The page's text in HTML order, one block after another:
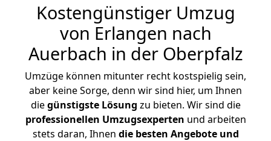
Kostengünstiger Umzug
von Erlangen nach
Auerbach in der Oberpfalz
Umzüge können mitunter recht kostspielig sein,
aber keine Sorge, denn wir sind hier, um Ihnen
diegünstigste Lösung zu bieten. Wir sind die
professionellen Umzugsexperten und arbeiten
stets daran, Ihnen die besten Angebote und